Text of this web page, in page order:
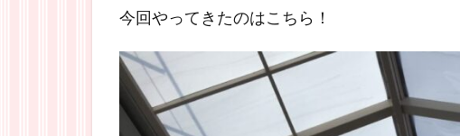
今回やってきたのはこちら！